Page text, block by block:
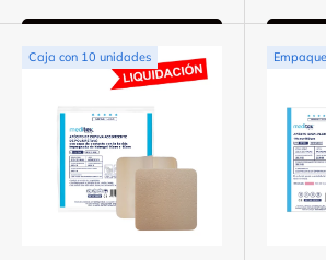
Caja con 10 unidades